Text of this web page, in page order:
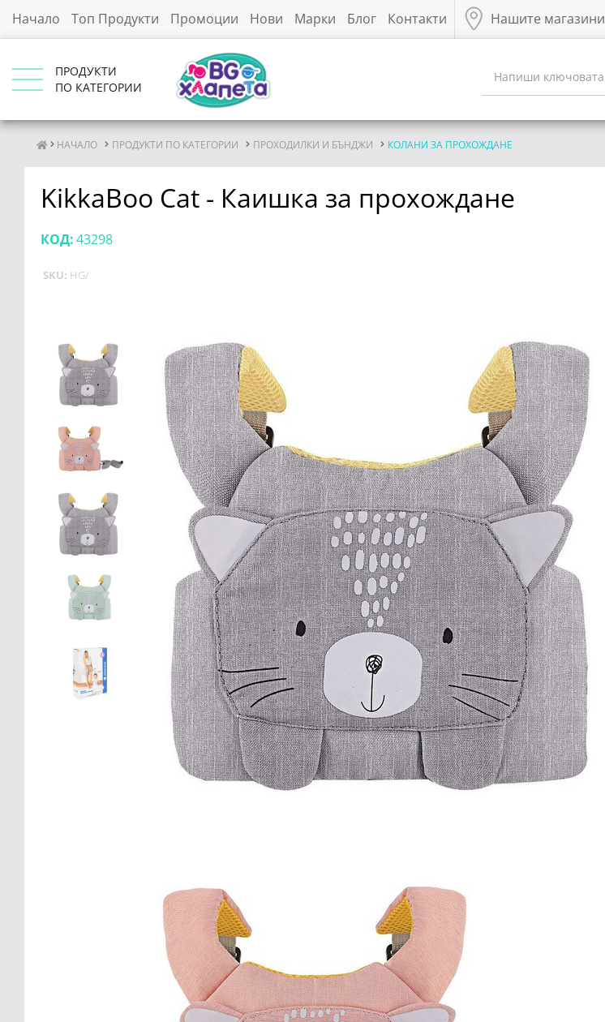
Начало Топ Продукти Промоции Нови Марки Блог Контакти Нашите магазини
ПРОДУКТИ
ПО КАТЕГОРИИ
НАЧАЛО ПРОДУКТИ ПО КАТЕГОРИИ ПРОХОДИЛКИ И БЪНДЖИ КОЛАНИ ЗА ПРОХОЖДАНЕ
KikkaBoo Cat - Каишка за прохождане
КОД:43298
SKU: HG/